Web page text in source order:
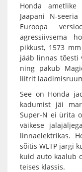
Honda
Jaapani N-
Euroopa
agressiivsema
pikkust, 1573
jääb linnas tõesti
ning pakub
liitrit
See on Honda
kadumist jäi
Super-N ei ürita
väikese
linnaelektrikas.
sõitis WLTP järgi
kuid auto kaalub
teises klassis.